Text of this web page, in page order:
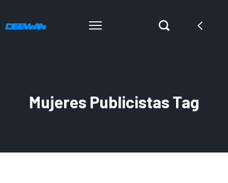
Mujeres Publicistas Tag